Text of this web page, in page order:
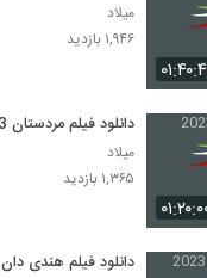
میلاد
۱,۹۴۶ بازدید
دانلود فیلم مردستان 2023
میلاد
۱,۳۶۵ بازدید
دانلود فیلم هندی دان 2023